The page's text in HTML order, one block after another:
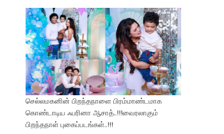
செல்லமகனின் பிறந்தநாளை பிரம்மாண்டமாக
கொண்டாடிய ஃபரினா ஆசாத்..!!!வைரலாகும்
பிறந்தநாள் புகைப்படங்கள்..!!!